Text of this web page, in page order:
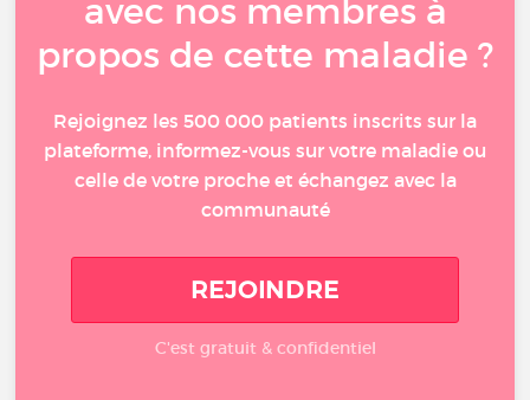
avec nos membres à
propos de cette maladie ?
Rejoignez les 500 000 patients inscrits sur la
plateforme, informez-vous sur votre maladie ou
celle de votre proche et échangez avec la
communauté
REJOINDRE
C'est gratuit & confidentiel